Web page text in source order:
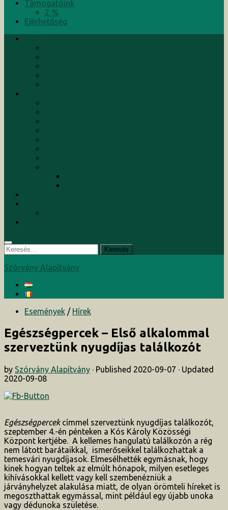
Támogatóink
2 %
Elérhetőség
Keresés:
Szórvány Alapítvány
Események / Hírek
Egészségpercek – Első alkalommal
szerveztünk nyugdíjas találkozót
by Szórvány Alapítvány · Published 2020-09-07 · Updated
2020-09-08
Egészségpercekcímmel szerveztünk nyugdíjas találkozót,
szeptember 4.-én pénteken a Kós Károly Közösségi
Központ kertjébe. A kellemes hangulatú találkozón a rég
nem látott barátaikkal, ismerőseikkel találkozhattak a
temesvári nyugdíjasok. Elmesélhették egymásnak, hogy
kinek hogyan teltek az elmúlt hónapok, milyen esetleges
kihívásokkal kellett vagy kell szembenézniük a
járványhelyzet alakulása miatt, de olyan örömteli híreket is
megoszthattak egymással, mint például egy újabb unoka
vagy dédunoka születése.